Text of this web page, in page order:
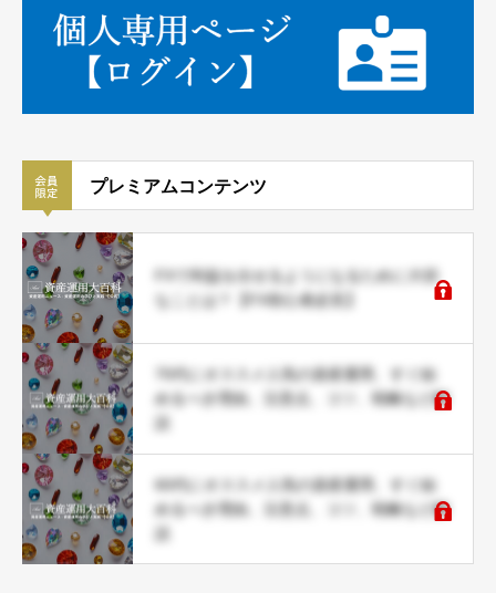
プレミアムコンテンツ
FXで利益を出せるようになるために大切
なことは？【FX初心者必見】
70代にオススメ人気の資産運用、すぐ始
めるべき理由、注意点、コツ、戦略など解
60代にオススメ人気の資産運用、すぐ始
めるべき理由、注意点、コツ、戦略など解